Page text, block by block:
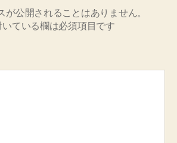
が公開されることはありません。
いている欄は必須項目です